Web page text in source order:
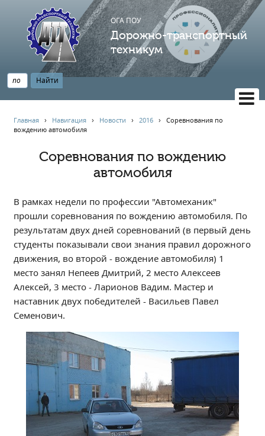
ОГА ПОУ
Дорожно-транспортный
техникум
НАВИГАЦИЯ
Главная
Профессионалитет
Опрос по качеству образования
Новости
Наблюдательный совет
Информация
Независимая оценка качества
Профориентация
Обращения онлайн
Региональный центр по профилактике ДДТТ
Учебно-производственный комплекс
Центр карьеры
Противодействие коррупции
Всероссийское чемпионатное движение
Региональная инновационная площадка
Главная › Навигация › Новости ›2016 ›Соревнования по
вождению автомобиля
Соревнования по вождению
автомобиля
В рамках недели по профессии "Автомеханик"
прошли соревнования по вождению автомобиля. По
результатам двух дней соревнований (в первый день
студенты показывали свои знания правил дорожного
движения, во второй - вождение автомобиля) 1
место занял Непеев Дмитрий, 2 место Алексеев
Алексей, 3 место - Ларионов Вадим. Мастер и
наставник двух победителей - Васильев Павел
Семенович.